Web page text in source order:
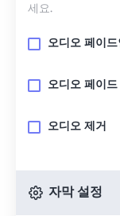
세요.
오디오 페이드
오디오 페이
오디오 제거
자막 설정